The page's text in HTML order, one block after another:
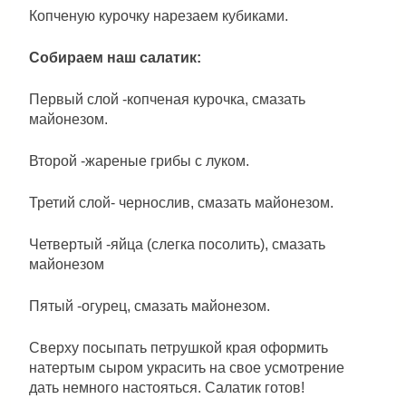
Копченую курочку нарезаем кубиками.
Собираем наш салатик:
Первый слой -копченая курочка, смазать
майонезом.
Второй -жареные грибы с луком.
Третий слой- чернослив, смазать майонезом.
Четвертый -яйца (слегка посолить), смазать
майонезом
Пятый -огурец, смазать майонезом.
Сверху посыпать петрушкой края оформить
натертым сыром украсить на свое усмотрение
дать немного настояться. Салатик готов!